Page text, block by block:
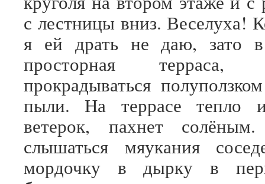
с лестницы вниз. Веселуха!
я ей драть не даю, зато
просторная
прокрадываться
пыли. На террасе тепло
ветерок, пахнет
слышаться мяукания
мордочку в дырку в